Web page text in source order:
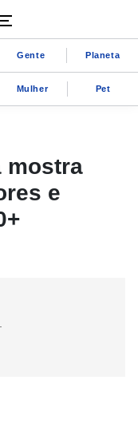
Gente Planeta
Mulher Pet
mostra
e